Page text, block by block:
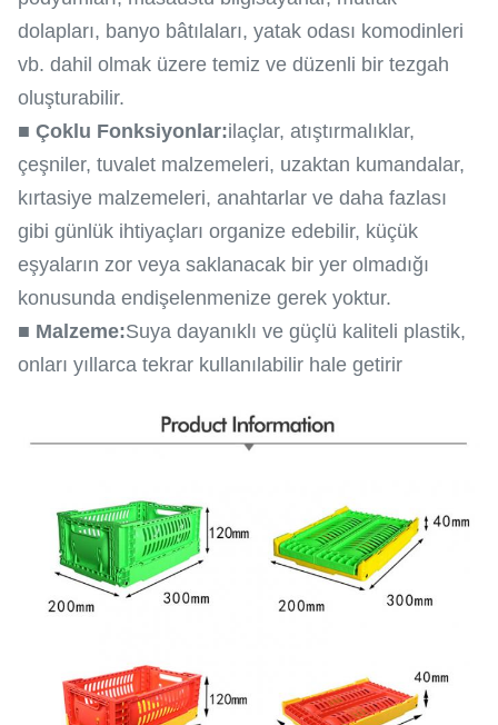
dolapları, banyo bâtılaları, yatak odası komodinleri
vb. dahil olmak üzere temiz ve düzenli bir tezgah
oluşturabilir.
■ Çoklu Fonksiyonlar:ilaçlar, atıştırmalıklar,
çeşniler, tuvalet malzemeleri, uzaktan kumandalar,
kırtasiye malzemeleri, anahtarlar ve daha fazlası
gibi günlük ihtiyaçları organize edebilir, küçük
eşyaların zor veya saklanacak bir yer olmadığı
konusunda endişelenmenize gerek yoktur.
■ Malzeme:Suya dayanıklı ve güçlü kaliteli plastik,
onları yıllarca tekrar kullanılabilir hale getirir